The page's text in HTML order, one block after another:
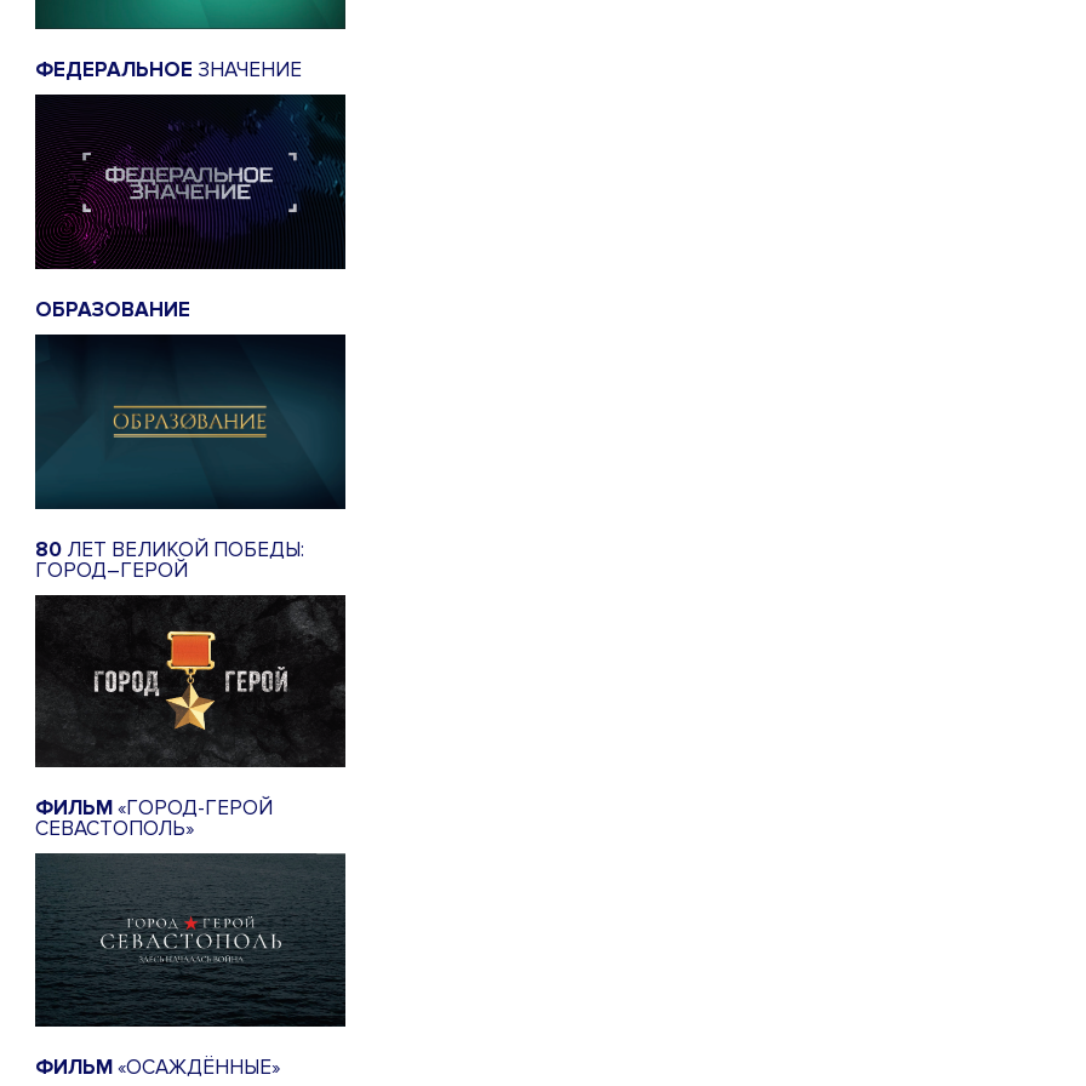
ФЕДЕРАЛЬНОЕ ЗНАЧЕНИЕ
ОБРАЗОВАНИЕ
80 ЛЕТ ВЕЛИКОЙ ПОБЕДЫ:
ГОРОД–ГЕРОЙ
ФИЛЬМ«ГОРОД-ГЕРОЙ
СЕВАСТОПОЛЬ»
ФИЛЬМ«ОСАЖДЁННЫЕ»